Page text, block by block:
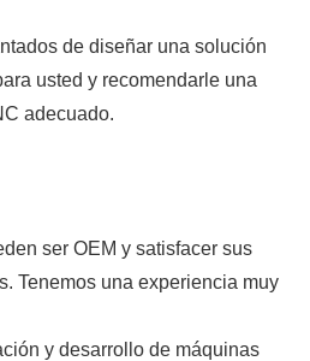
de diseñar una solución
usted y recomendarle una
adecuado.
ser OEM y satisfacer sus
Tenemos una experiencia muy
y desarrollo de máquinas